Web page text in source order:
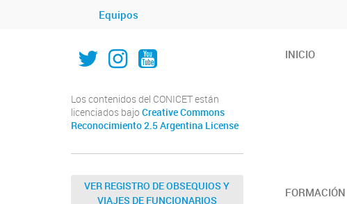
Equipos
IAL_CONICET
ial.conicet.unl
ialcomunica
Los contenidos del CONICET están
licenciados bajo Creative Commons
Reconocimiento 2.5 Argentina License
VER REGISTRO DE OBSEQUIOS Y
VIAJES DE FUNCIONARIOS
INICIO
FORMACIÓN